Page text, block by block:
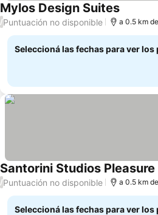
Mylos Design Suites
/Puntuación no disponible a 0.5 km
Seleccioná las fechas para ver
Santorini Studios Pleasure
/Puntuación no disponible a 0.5 km
Seleccioná las fechas para ver